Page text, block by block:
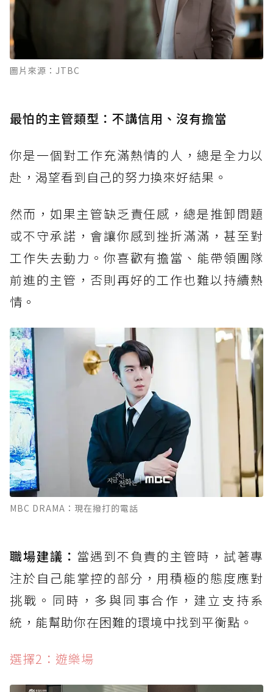
圖片來源：JTBC
最怕的主管類型：不講信用、沒有擔當
你是一個對工作充滿熱情的人，總是全力以
赴，渴望看到自己的努力換來好結果。
然而，如果主管缺乏責任感，總是推卸問題
或不守承諾，會讓你感到挫折滿滿，甚至對
工作失去動力。你喜歡有擔當、能帶領團隊
前進的主管，否則再好的工作也難以持續熱
情。
MBC DRAMA：現在撥打的電話
職場建議： 當遇到不負責的主管時，試著專
注於自己能掌控的部分，用積極的態度應對
挑戰。同時，多與同事合作，建立支持系
統，能幫助你在困難的環境中找到平衡點。
選擇2：遊樂場